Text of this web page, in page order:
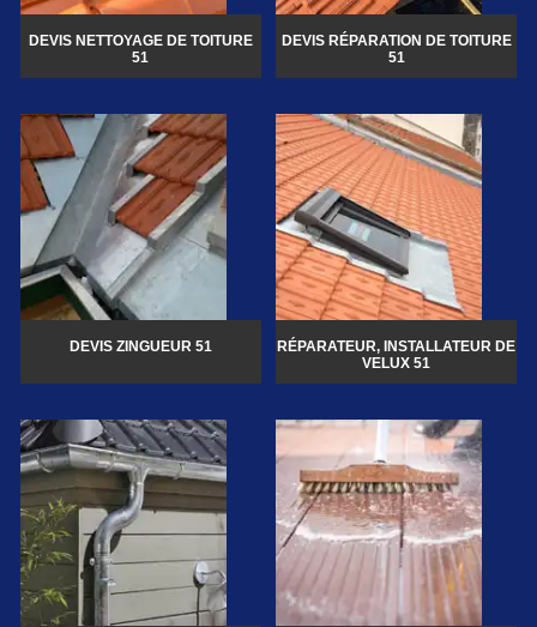
DEVIS NETTOYAGE DE TOITURE
51
DEVIS RÉPARATION DE TOITURE
51
DEVIS ZINGUEUR 51
RÉPARATEUR, INSTALLATEUR DE
VELUX 51